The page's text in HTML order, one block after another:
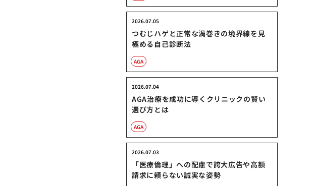
つむじハゲと正常な渦巻きの境界線を見
極める自己診断法
2026.07.05
AGA
AGA治療を成功に導くクリニックの賢い
選び方とは
2026.07.04
AGA
「医療倫理」への配慮で誇大広告や高額
請求に頼らない誠実な姿勢
2026.07.03